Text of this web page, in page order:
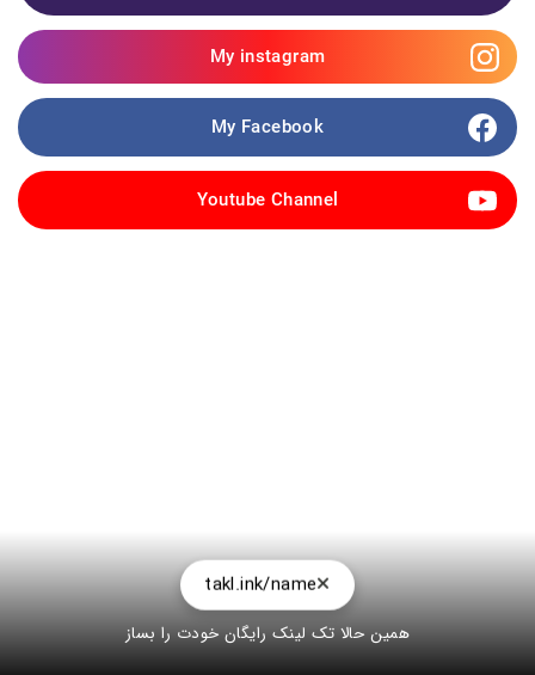
My instagram
My Facebook
Youtube Channel
takl.ink/name
همین حالا تک لینک رایگان خودت را بساز